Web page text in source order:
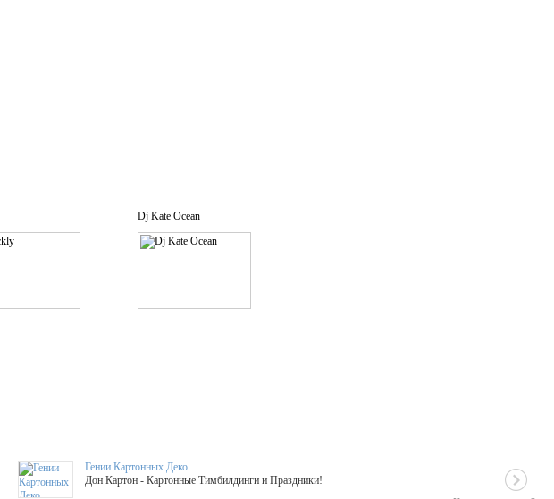
Dj Kate Ocean
Гении Картонных Деко
Дон Картон - Картонные Тимбилдинги и Праздники!